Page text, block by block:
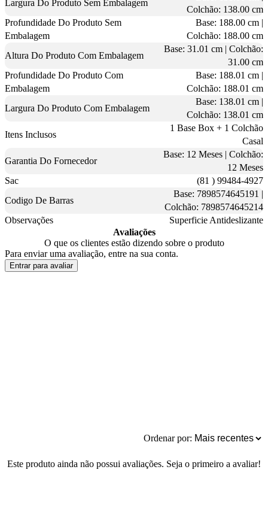
Largura Do Produto Sem Embalagem
Colchão: 138.00 cm
Profundidade Do Produto Sem
Embalagem
Base: 188.00 cm |
Colchão: 188.00 cm
Altura Do Produto Com Embalagem
Base: 31.01 cm | Colchão:
31.00 cm
Profundidade Do Produto Com
Embalagem
Base: 188.01 cm |
Colchão: 188.01 cm
Largura Do Produto Com Embalagem
Base: 138.01 cm |
Colchão: 138.01 cm
Itens Inclusos
1 Base Box + 1 Colchão
Casal
Garantia Do Fornecedor
Base: 12 Meses | Colchão:
12 Meses
Sac
(81 ) 99484-4927
Codigo De Barras
Base: 7898574645191 |
Colchão: 7898574645214
Observações
Superficie Antideslizante
Avaliações
O que os clientes estão dizendo sobre o produto
Para enviar uma avaliação, entre na sua conta.
Entrar para avaliar
Ordenar por:
Este produto ainda não possui avaliações. Seja o primeiro a avaliar!